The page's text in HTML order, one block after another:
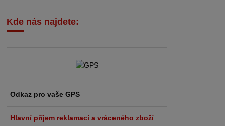
Kde nás najdete:
Odkaz pro vaše GPS
Hlavní příjem reklamací a vráceného zboží